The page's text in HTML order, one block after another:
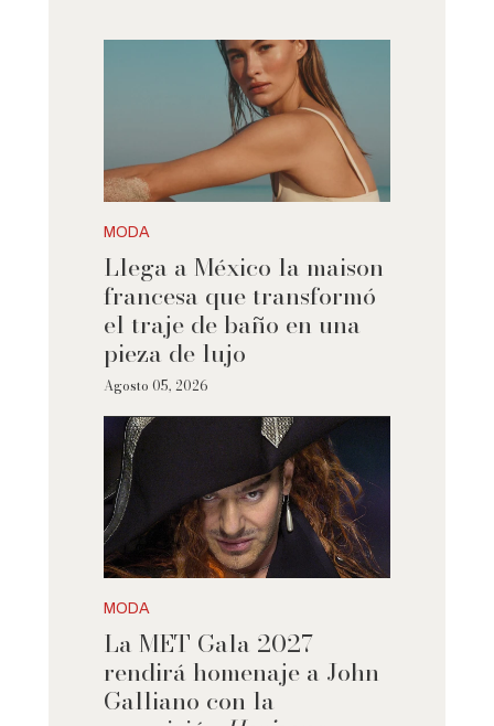
MODA
Llega a México la maison
francesa que transformó
el traje de baño en una
pieza de lujo
Agosto 05, 2026
MODA
La MET Gala 2027
rendirá homenaje a John
Galliano con la